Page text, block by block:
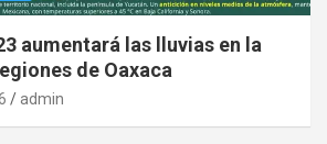
aumentará las lluvias en la
de Oaxaca
admin